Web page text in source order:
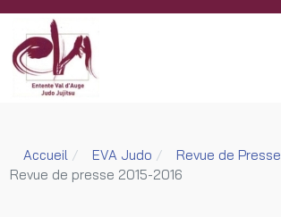
Accueil EVA Judo
Revue de Presse
Revue de presse 2015-2016